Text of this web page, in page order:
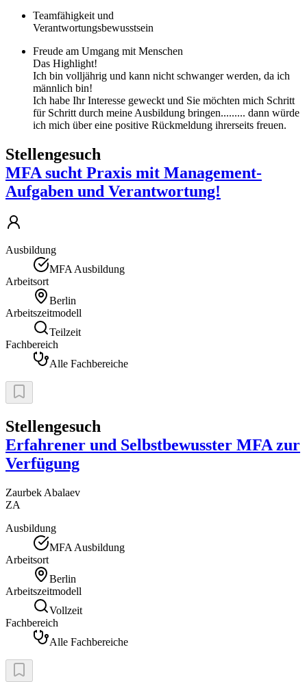
Teamfähigkeit und
Verantwortungsbewusstsein
Freude am Umgang mit Menschen
Das Highlight!
Ich bin volljährig und kann nicht schwanger werden, da ich
männlich bin!
Ich habe Ihr Interesse geweckt und Sie möchten mich Schritt
für Schritt durch meine Ausbildung bringen......... dann würde
ich mich über eine positive Rückmeldung ihrerseits freuen.
Stellengesuch
MFA sucht Praxis mit Management-
Aufgaben und Verantwortung!
Ausbildung
MFA Ausbildung
Arbeitsort
Berlin
Arbeitszeitmodell
Teilzeit
Fachbereich
Alle Fachbereiche
Stellengesuch
Erfahrener und Selbstbewusster MFA zur
Verfügung
Zaurbek Abalaev
ZA
Ausbildung
MFA Ausbildung
Arbeitsort
Berlin
Arbeitszeitmodell
Vollzeit
Fachbereich
Alle Fachbereiche